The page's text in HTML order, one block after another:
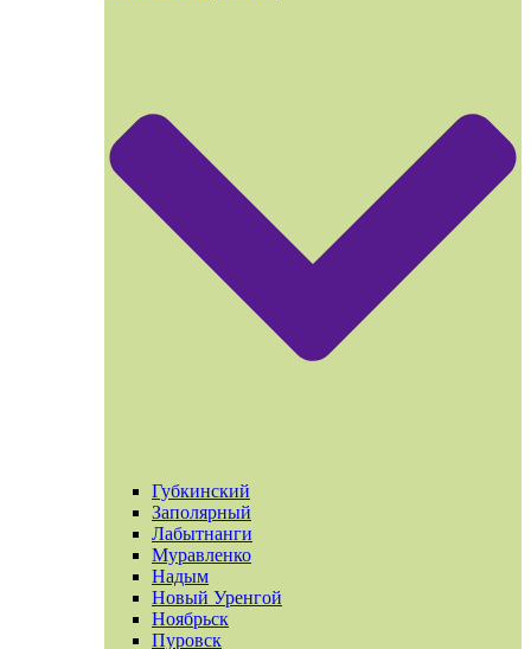
Губкинский
Заполярный
Лабытнанги
Муравленко
Надым
Новый Уренгой
Ноябрьск
Пуровск